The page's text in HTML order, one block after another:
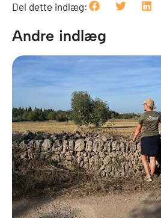
Del dette indlæg:
Andre indlæg